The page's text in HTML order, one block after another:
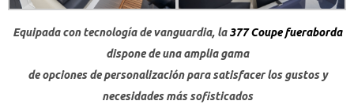
Equipada con tecnología de vanguardia, la377 Coupe fueraborda
dispone de una amplia gama
de opciones de personalización para satisfacer los gustos y
necesidades más sofisticados